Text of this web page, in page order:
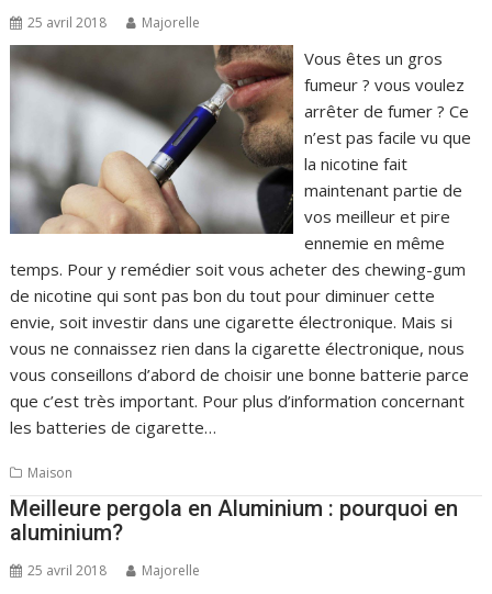
25 avril 2018 Majorelle
Vous êtes un gros
fumeur ? vous voulez
arrêter de fumer ? Ce
n’est pas facile vu que
la nicotine fait
maintenant partie de
vos meilleur et pire
ennemie en même
temps. Pour y remédier soit vous acheter des chewing-gum
de nicotine qui sont pas bon du tout pour diminuer cette
envie, soit investir dans une cigarette électronique. Mais si
vous ne connaissez rien dans la cigarette électronique, nous
vous conseillons d’abord de choisir une bonne batterie parce
que c’est très important. Pour plus d’information concernant
les batteries de cigarette…
Maison
Meilleure pergola en Aluminium : pourquoi en
aluminium?
25 avril 2018 Majorelle